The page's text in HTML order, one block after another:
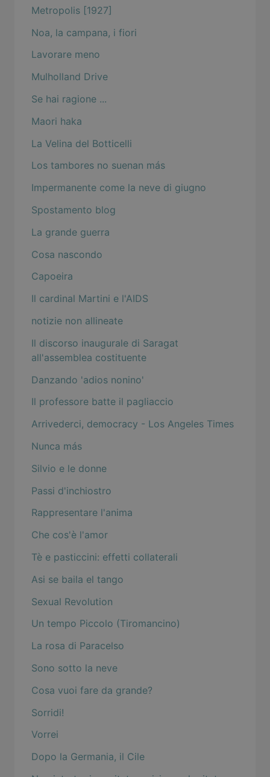
Metropolis [1927]
Noa, la campana, i fiori
Lavorare meno
Mulholland Drive
Se hai ragione ...
Maori haka
La Velina del Botticelli
Los tambores no suenan más
Impermanente come la neve di giugno
Spostamento blog
La grande guerra
Cosa nascondo
Capoeira
Il cardinal Martini e l'AIDS
notizie non allineate
Il discorso inaugurale di Saragat
all'assemblea costituente
Danzando 'adios nonino'
Il professore batte il pagliaccio
Arrivederci, democracy - Los Angeles Times
Nunca más
Silvio e le donne
Passi d'inchiostro
Rappresentare l'anima
Che cos'è l'amor
Tè e pasticcini: effetti collaterali
Asi se baila el tango
Sexual Revolution
Un tempo Piccolo (Tiromancino)
La rosa di Paracelso
Sono sotto la neve
Cosa vuoi fare da grande?
Sorridi!
Vorrei
Dopo la Germania, il Cile